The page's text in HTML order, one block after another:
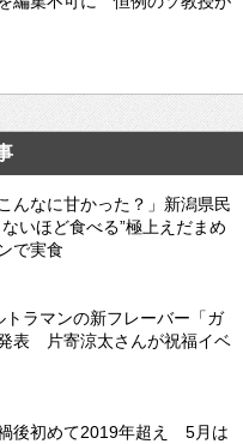
んなに甘かった？」新潟県民
いほど食べる”極上えだまめ
で実食
トラマンの新フレーバー「ガ
表 片寄涼太さんが祝福イベ
後初めて2019年超え 5月は